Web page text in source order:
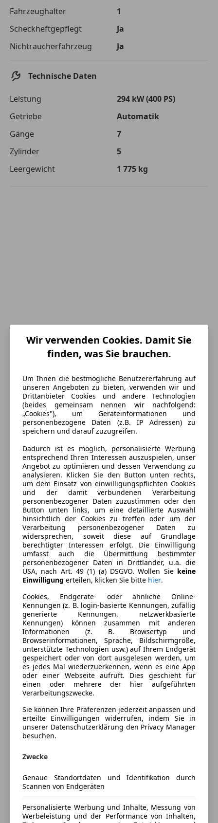
Fahrzeughalter
1
Scheckheftgepflegt
Ja
Nichtraucherfahrzeug
Ja
Technische Daten
Leistung
294 kW (400 PS)
Getriebe
Automatik
Gänge
7
Zylinder
5
Leergewicht
1 775 kg
Energieverbrauch
Schadstoffklasse
Euro 6d-TEMP
Kraftstoff
Super Plus 98
Kraftstoffverbrauch
8,90l/100 km (komb.)
CO₂-Emissionen
204 g/km (komb.)
Ausstattung
Komfort
2-Zonen-Klimaautomatik
360° Kamera
Armlehne
Berganfahrassistent
Einparkhilfe
Einparkhilfe Rückfahrkamera
Einparkhilfe Sensoren hinten
Einparkhilfe Sensoren vorne
Elektrische Fensterheber
Elektrische Heckklappe
Elektrische Seitenspiegel
Elektrische Sitze
Getönte Scheiben
Klimaanlage
Lederausstattung
Lederlenkrad
Lichtsensor
Multifunktionslenkrad
Navigationssystem
Panoramadach
Regensensor
Schlüssellose Zentralverriegelung
Start/Stop-Automatik
teilb. Rücksitzbank
Tempomat
Unterhaltung/Media
Mehr anzeigen
Farbe und Innenausstattung
Außenfarbe
Weiß
Farbe laut Hersteller
Gletscherweiß Metallic
Lackierung
Metallic
Innenausstattung
Innenausstattung Vollleder
Fahrzeugbeschreibung
Herzlich Willkommen bei LZ-Automotive
Wir L(i)eben Autos ……
und sind daher der perfekte Ansprechpartner,
wenn es um sportliche, leistbare und qualitativ
hochwertige Fahrzeuge geht.
---FINANZIERUNG---GARANTIE---VERSICHERUNG---
Gerne erstellen wir Ihnen ein individuelles
Angebot.
Mehr anzeigen
Preisbewertung
Wir verwenden Cookies. Damit Sie
finden, was Sie brauchen.
Um Ihnen die bestmögliche Benutzererfahrung auf
unseren Angeboten zu bieten, verwenden wir und
Drittanbieter Cookies und andere Technologien
(beides gemeinsam nennen wir nachfolgend:
„Cookies"), um Geräteinformationen und
personenbezogene Daten (z.B. IP Adressen) zu
speichern und darauf zuzugreifen.
Dadurch ist es möglich, personalisierte Werbung
entsprechend Ihren Interessen auszuspielen, unser
Angebot zu optimieren und dessen Verwendung zu
analysieren. Klicken Sie den Button unten rechts,
um dem Einsatz von einwilligungspflichten Cookies
und der damit verbundenen Verarbeitung
personenbezogener Daten zuzustimmen oder den
Button unten links, um eine detaillierte Auswahl
hinsichtlich der Cookies zu treffen oder um der
Verarbeitung personenbezogener Daten zu
widersprechen, soweit diese auf Grundlage
berechtigter Interessen erfolgt. Die Einwilligung
umfasst auch die Übermittlung bestimmter
personenbezogener Daten in Drittländer, u.a. die
USA, nach Art. 49 (1) (a) DSGVO. Wollen Sie keine
Einwilligung erteilen, klicken Sie bitte hier.
Cookies, Endgeräte- oder ähnliche Online-
Kennungen (z. B. login-basierte Kennungen, zufällig
generierte Kennungen, netzwerkbasierte
Kennungen) können zusammen mit anderen
Informationen (z. B. Browsertyp und
Browserinformationen, Sprache, Bildschirmgröße,
unterstützte Technologien usw.) auf Ihrem Endgerät
gespeichert oder von dort ausgelesen werden, um
es jedes Mal wiederzuerkennen, wenn es eine App
oder einer Webseite aufruft. Dies geschieht für
einen oder mehrere der hier aufgeführten
Verarbeitungszwecke.
Sie können Ihre Präferenzen jederzeit anpassen und
erteilte Einwilligungen widerrufen, indem Sie in
unserer Datenschutzerklärung den Privacy Manager
besuchen.
Zwecke
Genaue Standortdaten und Identifikation durch
Scannen von Endgeräten
Personalisierte Werbung und Inhalte, Messung von
Werbeleistung und der Performance von Inhalten,